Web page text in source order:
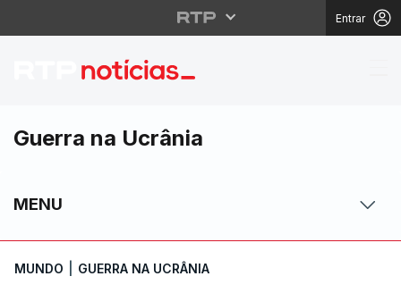
Entrar
Drones ucranianos
Guerra na Ucrânia
MENU
MUNDO GUERRA NA UCRÂNIA